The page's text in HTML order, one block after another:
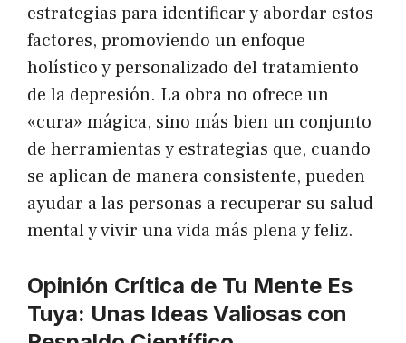
estrategias para identificar y abordar estos
factores, promoviendo un enfoque
holístico y personalizado del tratamiento
de la depresión. La obra no ofrece un
«cura» mágica, sino más bien un conjunto
de herramientas y estrategias que, cuando
se aplican de manera consistente, pueden
ayudar a las personas a recuperar su salud
mental y vivir una vida más plena y feliz.
Opinión Crítica de Tu Mente Es
Tuya: Unas Ideas Valiosas con